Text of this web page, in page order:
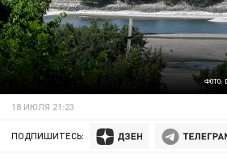
ФОТО:
18 ИЮЛЯ 21:23
ПОДПИШИТЕСЬ: